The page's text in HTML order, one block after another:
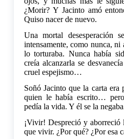
¿Morir? Y Jacinto amó
Quiso nacer de nuevo.
Una mortal desesperación
intensamente, como nunca,
lo torturaba. Nunca había
creía alcanzarla se
cruel espejismo…
Soñó Jacinto que la carta era
quien le había escrito…
pedía la vida. Y él se la
¡Vivir! Despreció y aborreció
que vivir. ¿Por qué? ¿Por esa